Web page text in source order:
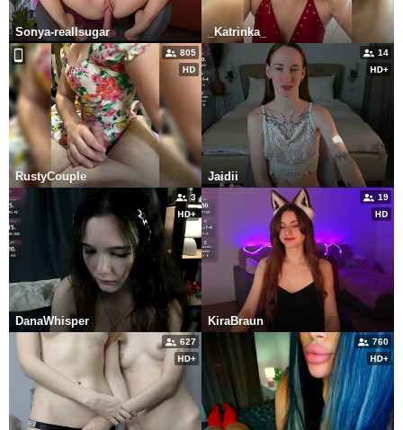
Sonya-reallsugar _Katrinka_
805
RustyCouple
14
Jaidii
3
DanaWhisper
19
KiraBraun
627 760